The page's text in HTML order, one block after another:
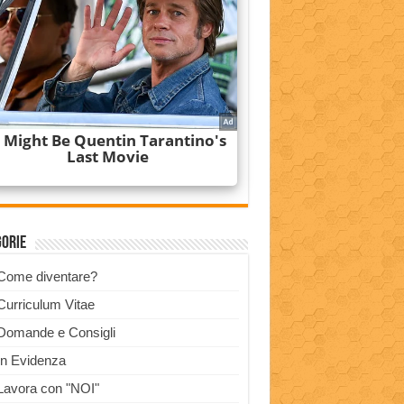
diventare?
Vitae
e Consigli
Evidenza
con "NOI"